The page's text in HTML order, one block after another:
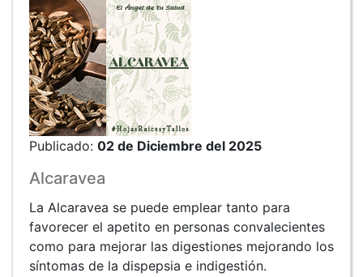
Publicado: 02 de Diciembre del 2025
Alcaravea
La Alcaravea se puede emplear tanto para
favorecer el apetito en personas convalecientes
como para mejorar las digestiones mejorando los
síntomas de la dispepsia e indigestión.